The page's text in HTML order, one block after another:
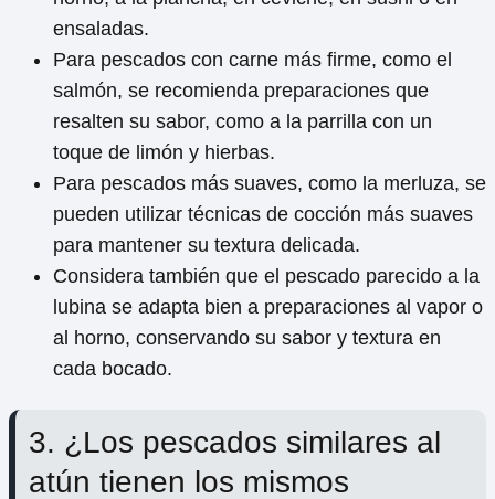
ensaladas.
Para pescados con carne más firme, como el
salmón, se recomienda preparaciones que
resalten su sabor, como a la parrilla con un
toque de limón y hierbas.
Para pescados más suaves, como la merluza, se
pueden utilizar técnicas de cocción más suaves
para mantener su textura delicada.
Considera también que el pescado parecido a la
lubina se adapta bien a preparaciones al vapor o
al horno, conservando su sabor y textura en
cada bocado.
3. ¿Los pescados similares al
atún tienen los mismos